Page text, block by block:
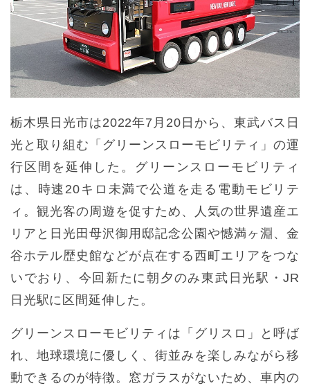
栃木県日光市は2022年7月20日から、東武バス日
光と取り組む「グリーンスローモビリティ」の運
行区間を延伸した。グリーンスローモビリティ
は、時速20キロ未満で公道を走る電動モビリテ
ィ。観光客の周遊を促すため、人気の世界遺産エ
リアと日光田母沢御用邸記念公園や憾満ヶ淵、金
谷ホテル歴史館などが点在する西町エリアをつな
いでおり、今回新たに朝夕のみ東武日光駅・JR
日光駅に区間延伸した。
グリーンスローモビリティは「グリスロ」と呼ば
れ、地球環境に優しく、街並みを楽しみながら移
動できるのが特徴。窓ガラスがないため、車内の